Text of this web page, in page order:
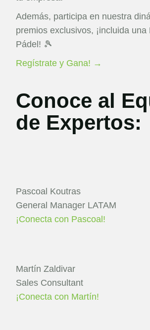
Además, participa en nuestra
premios exclusivos, ¡incluida una
Pádel! 🎾
Regístrate y Gana! →
Conoce al
de Expertos:
Pascoal Koutras
General Manager LATAM
¡Conecta con Pascoal!
Martín Zaldivar
Sales Consultant
¡Conecta con Martín!